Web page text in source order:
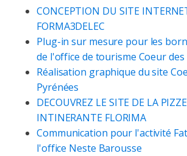
CONCEPTION DU SITE
FORMA3DELEC
Plug-in sur mesure pour les
de l'office de tourisme Coeur des
Réalisation graphique du site
Pyrénées
DECOUVREZ LE SITE DE LA
INTINERANTE FLORIMA
Communication pour l'activité
l'office Neste Barousse